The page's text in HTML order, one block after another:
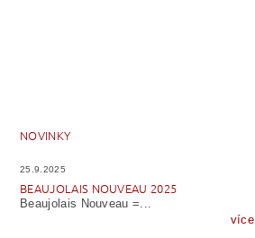
NOVINKY
25.9.2025
BEAUJOLAIS NOUVEAU 2025
Beaujolais Nouveau =...
více